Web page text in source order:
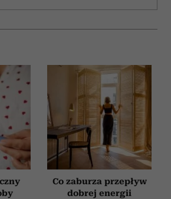
Co zaburza przepływ
dobrej energii